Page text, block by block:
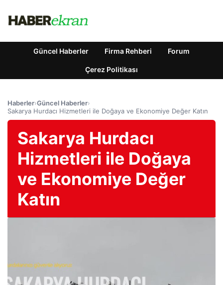
Güncel Haberler Firma Rehberi Forum
Çerez Politikası
Haberler›Güncel Haberler›
Sakarya Hurdacı Hizmetleri ile Doğaya ve Ekonomiye Değer Katın
Sakarya Hurdacı
Hizmetleri ile Doğaya
ve Ekonomiye Değer
Katın